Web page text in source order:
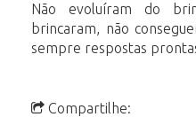
Não evoluíram do
brincaram, não
sempre respostas
Compartilhe: